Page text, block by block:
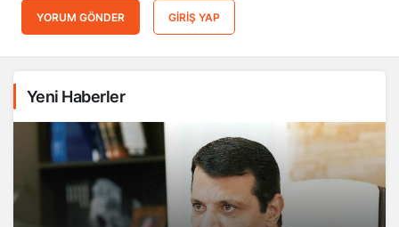
YORUM GÖNDER GIRIŞ YAP
Yeni Haberler